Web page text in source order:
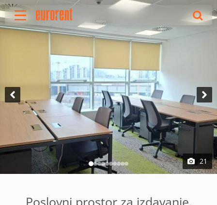
Uslovi poslovanja
Oglasite nekretninu
Vaš zahtev
Korisne informacije
Reference
Kontakt
21